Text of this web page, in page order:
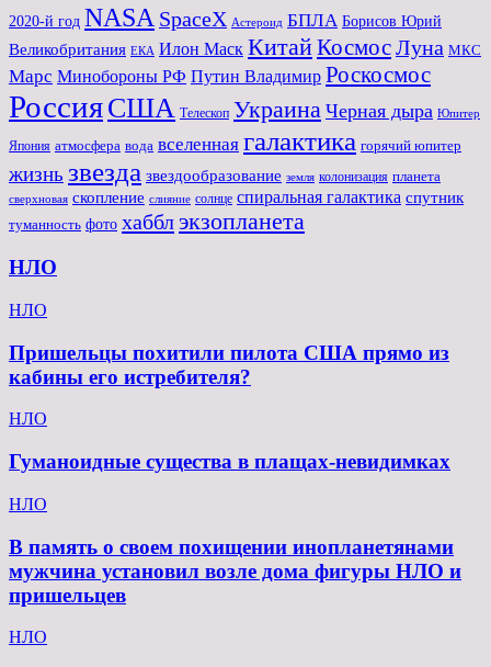
2020-й год NASA SpaceX Астероид БПЛА Борисов Юрий
Великобритания ЕКА Илон Маск КитайКосмосЛуна МКС
Марс Минoбороны РФ Путин Владимир Роскосмос
РоссияСША Телескоп Украина Черная дыра Юпитер
Япония атмосфера вода вселенная галактика горячий юпитер
жизнь звезда звездообразование земля колонизация планета
сверхновая скопление слияние солнце спиральная галактика спутник
туманность фото хаббл экзопланета
НЛО
НЛО
Пришельцы похитили пилота США прямо из
кабины его истребителя?
НЛО
Гуманоидные существа в плащах-невидимках
НЛО
В память о своем похищении инопланетянами
мужчина установил возле дома фигуры НЛО и
пришельцев
НЛО